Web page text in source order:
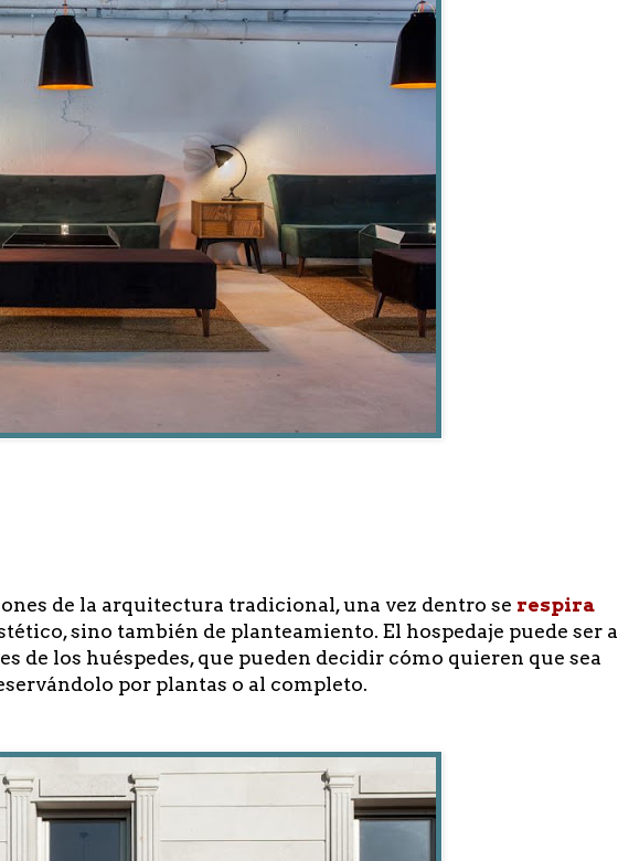
de la arquitectura tradicional, una vez dentro se respira
sino también de planteamiento. El hospedaje puede ser a
de los huéspedes, que pueden decidir cómo quieren que sea
por plantas o al completo.